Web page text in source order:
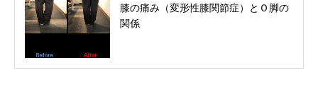
膝の痛み（変形性膝関節症）とＯ脚の
関係